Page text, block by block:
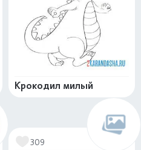
Крокодил милый
309